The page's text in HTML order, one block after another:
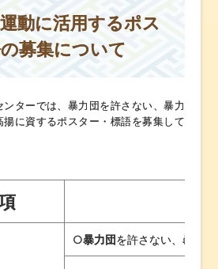
動に活用するポス
募集について
ターでは、暴力団を許さない、暴力
に資するポスター・標語を募集して
○暴力団を許さない、暴力団